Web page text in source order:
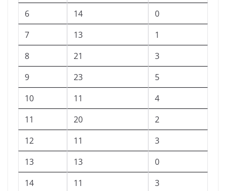
6
14
0
7
13
1
8
21
3
9
23
5
10
11
4
11
20
2
12
11
3
13
13
0
14
11
3